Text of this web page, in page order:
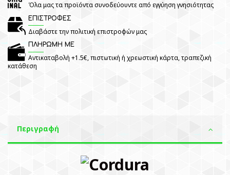
Όλα μας τα προϊόντα συνοδεύουντε από εγγύηση γνησιότητας
ΕΠΙΣΤΡΟΦΕΣ
Διαβάστε την πολιτική επιστροφών μας
ΠΛΗΡΩΜΗ ΜΕ
Αντικαταβολή +1.5€, πιστωτική ή χρεωστική κάρτα, τραπεζική
κατάθεση
Περιγραφή